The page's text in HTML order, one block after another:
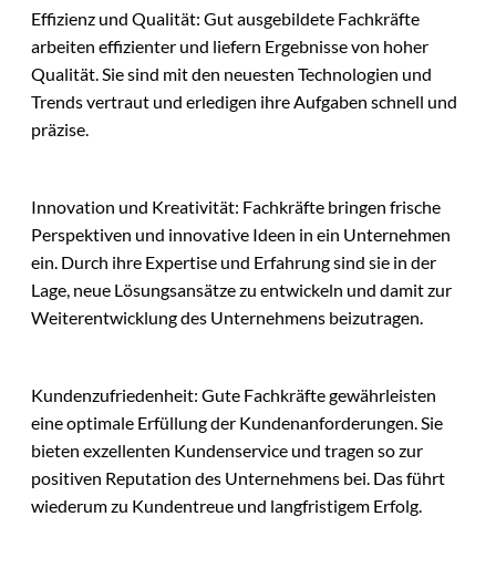
Effizienz und Qualität: Gut ausgebildete Fachkräfte
arbeiten effizienter und liefern Ergebnisse von hoher
Qualität. Sie sind mit den neuesten Technologien und
Trends vertraut und erledigen ihre Aufgaben schnell und
präzise.
Innovation und Kreativität: Fachkräfte bringen frische
Perspektiven und innovative Ideen in ein Unternehmen
ein. Durch ihre Expertise und Erfahrung sind sie in der
Lage, neue Lösungsansätze zu entwickeln und damit zur
Weiterentwicklung des Unternehmens beizutragen.
Kundenzufriedenheit: Gute Fachkräfte gewährleisten
eine optimale Erfüllung der Kundenanforderungen. Sie
bieten exzellenten Kundenservice und tragen so zur
positiven Reputation des Unternehmens bei. Das führt
wiederum zu Kundentreue und langfristigem Erfolg.